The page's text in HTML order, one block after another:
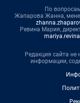
По
Жапарова Жанна,
Ревина Мария,
Редакция сайта не
информации,